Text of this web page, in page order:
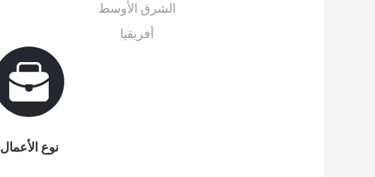
الشرق الأوسط
أفريقيا
نوع الأعمال